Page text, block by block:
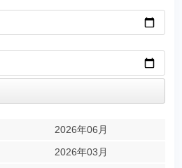
2026年06月
2026年03月